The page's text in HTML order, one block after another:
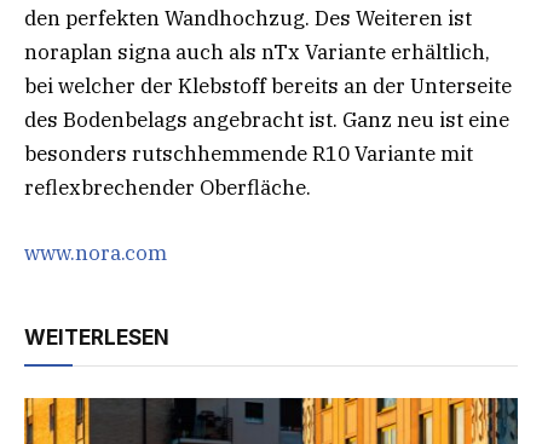
den perfekten Wandhochzug. Des Weiteren ist
noraplan signa auch als nTx Variante erhältlich,
bei welcher der Klebstoff bereits an der Unterseite
des Bodenbelags angebracht ist. Ganz neu ist eine
besonders rutschhemmende R10 Variante mit
reflexbrechender Oberfläche.
www.nora.com
WEITERLESEN